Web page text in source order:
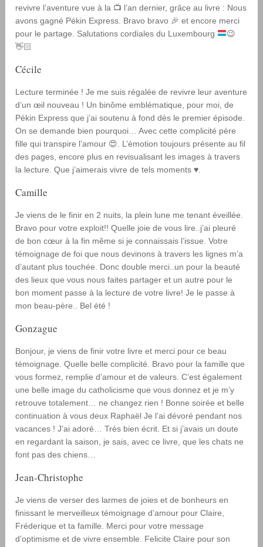
revivre l’aventure vue à la 📺 l’an dernier, grâce au livre : Nous
avons gagné Pékin Express. Bravo bravo 🎉 et encore merci
pour le partage. Salutations cordiales du Luxembourg
😉
👋🏻
Cécile
Lecture terminée ! Je me suis régalée de revivre leur aventure
d’un œil nouveau ! Un binôme emblématique, pour moi, de
Pékin Express que j’ai soutenu à fond dès le premier épisode.
On se demande bien pourquoi… Avec cette complicité père
fille qui transpire l’amour 😍. L’émotion toujours présente au fil
des pages, encore plus en revisualisant les images à travers
la lecture. Que j’aimerais vivre de tels moments ♥️.
Camille
Je viens de le finir en 2 nuits, la plein lune me tenant éveillée.
Bravo pour votre exploit!! Quelle joie de vous lire..j’ai pleuré
de bon cœur à la fin même si je connaissais l’issue. Votre
témoignage de foi que nous devinons à travers les lignes m’a
d’autant plus touchée. Donc double merci..un pour la beauté
des lieux que vous nous faites partager et un autre pour le
bon moment passe à la lecture de votre livre! Je le passe à
mon beau-père.. Bel été !
Gonzague
Bonjour, je viens de finir votre livre et merci pour ce beau
témoignage. Quelle belle complicité. Bravo pour la famille que
vous formez, remplie d’amour et de valeurs. C’est également
une belle image du catholicisme que vous donnez et je m’y
retrouve totalement… ne changez rien ! Bonne soirée et belle
continuation à vous deux Raphaël Je l’ai dévoré pendant nos
vacances ! J’ai adoré… Très bien écrit. Et si j’avais un doute
en regardant la saison, je sais, avec ce livre, que les chats ne
font pas des chiens…
Jean-Christophe
Je viens de verser des larmes de joies et de bonheurs en
finissant le merveilleux témoignage d’amour pour Claire,
Fréderique et ta famille. Merci pour votre message
d’optimisme et de vivre ensemble. Felicite Claire pour son